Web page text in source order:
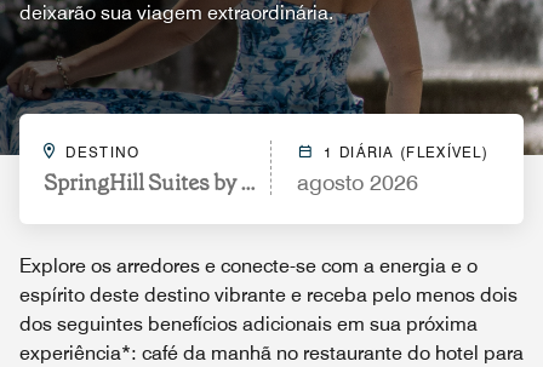
deixarão sua viagem extraordinária.
DESTINO
SpringHill Suites by Marriott Indianapolis Keystone
1 DIÁRIA (FLEXÍVEL)
agosto 2026
Explore os arredores e conecte-se com a energia e o
espírito deste destino vibrante e receba pelo menos dois
dos seguintes benefícios adicionais em sua próxima
experiência*: café da manhã no restaurante do hotel para